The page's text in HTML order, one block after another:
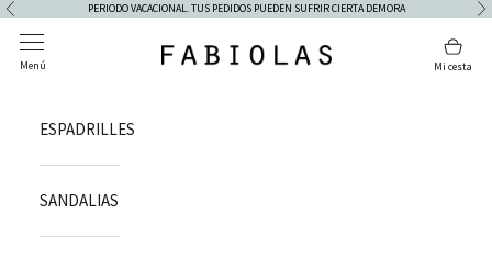
Skip to content
Previous PERIODO VACACIONAL. TUS PEDIDOS PUEDEN SUFRIR CIERTA DEMORA
Fabiolas
Open navigation menu
Menú Mi cesta
ESPADRILLES
SANDALIAS